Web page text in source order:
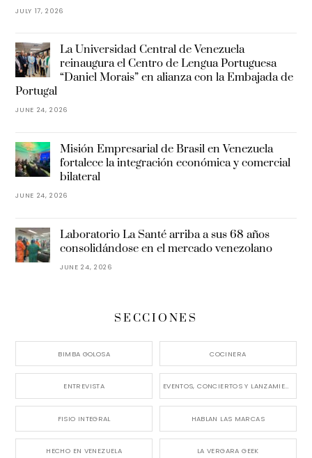
JULY 17, 2026
La Universidad Central de Venezuela
reinaugura el Centro de Lengua Portuguesa
“Daniel Morais” en alianza con la Embajada de
Portugal
JUNE 24, 2026
Misión Empresarial de Brasil en Venezuela
fortalece la integración económica y comercial
bilateral
JUNE 24, 2026
Laboratorio La Santé arriba a sus 68 años
consolidándose en el mercado venezolano
JUNE 24, 2026
SECCIONES
BIMBA GOLOSA COCINERA
ENTREVISTA EVENTOS, CONCIERTOS Y LANZAMIENTOS
FISIO INTEGRAL HABLAN LAS MARCAS
HECHO EN VENEZUELA LA VERGARA GEEK